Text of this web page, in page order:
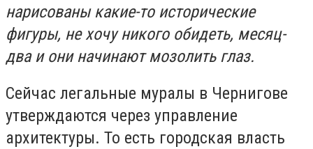
нарисованы какие-то исторические
фигуры, не хочу никого обидеть, месяц-
два и они начинают мозолить глаз.
Сейчас легальные муралы в Чернигове
утверждаются через управление
архитектуры. То есть городская власть